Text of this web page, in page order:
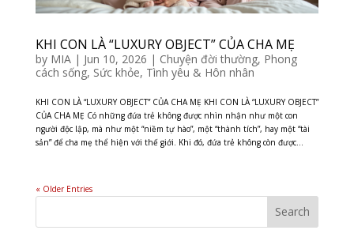
KHI CON LÀ “LUXURY OBJECT” CỦA CHA MẸ
by MIA| Jun 10, 2026 | Chuyện đời thường, Phong
cách sống, Sức khỏe, Tình yêu & Hôn nhân
KHI CON LÀ “LUXURY OBJECT” CỦA CHA MẸ KHI CON LÀ “LUXURY OBJECT”
CỦA CHA MẸ Có những đứa trẻ không được nhìn nhận như một con
người độc lập, mà như một “niềm tự hào”, một “thành tích”, hay một “tài
sản” để cha mẹ thể hiện với thế giới. Khi đó, đứa trẻ không còn được...
« Older Entries